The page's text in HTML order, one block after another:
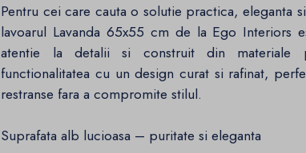
Pentru cei care cauta o solutie practica, eleganta
lavoarul Lavanda 65x55 cm de la Ego Interiors
atentie la detalii si construit din materiale
functionalitatea cu un design curat si rafinat,
restranse fara a compromite stilul.
Suprafata alb lucioasa – puritate si eleganta